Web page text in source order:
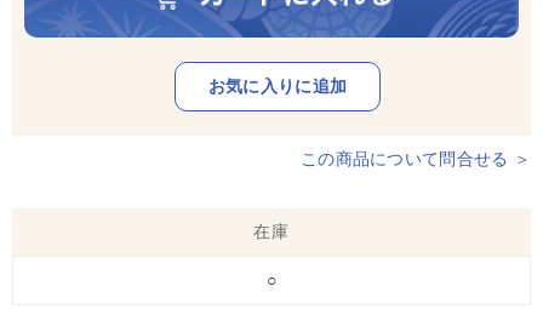
この商品について問合せる ＞
在庫
○